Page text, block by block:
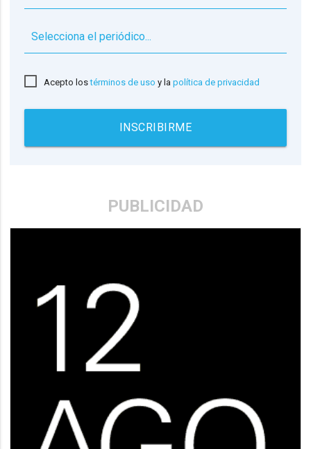
Acepto lostérminos de uso y lapolítica de privacidad
INSCRIBIRME
PUBLICIDAD